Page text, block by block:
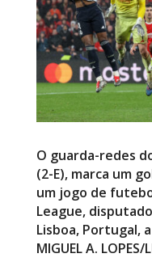
O guarda-redes
(2-E), marca um
um jogo de
League,
Lisboa, Portugal,
MIGUEL A. LOPES/